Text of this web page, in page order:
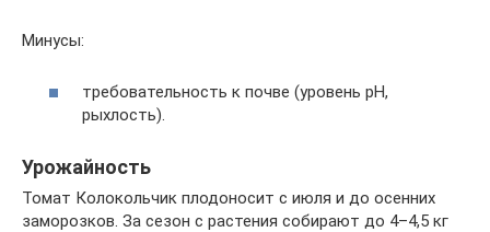
Минусы:
требовательность к почве (уровень pH,
рыхлость).
Урожайность
Томат Колокольчик плодоносит с июля и до осенних
заморозков. За сезон с растения собирают до 4–4,5 кг